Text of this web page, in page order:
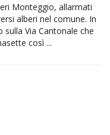
Monteggio, allarmati
alberi nel comune. In
Via Cantonale che
così ...